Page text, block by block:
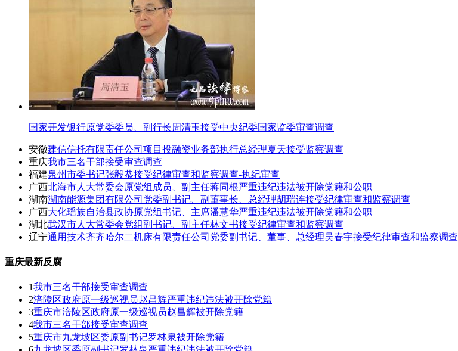
国家开发银行原党委委员、副行长周清玉接受中央纪委国家监委审查调查
安徽建信信托有限责任公司项目投融资业务部执行总经理夏天接受监察调查
重庆我市三名干部接受审查调查
福建泉州市委书记张毅恭接受纪律审查和监察调查-执纪审查
广西北海市人大常委会原党组成员、副主任蒋同根严重违纪违法被开除党籍和公职
湖南湖南能源集团有限公司党委副书记、副董事长、总经理胡瑞连接受纪律审查和监察调查
广西大化瑶族自治县政协原党组书记、主席潘慧华严重违纪违法被开除党籍和公职
湖北武汉市人大常委会党组副书记、副主任林文书接受纪律审查和监察调查
辽宁通用技术齐齐哈尔二机床有限责任公司党委副书记、董事、总经理吴春宇接受纪律审查和监察调查
重庆最新反腐
1我市三名干部接受审查调查
2涪陵区政府原一级巡视员赵昌辉严重违纪违法被开除党籍
3重庆市涪陵区政府原一级巡视员赵昌辉被开除党籍
4我市三名干部接受审查调查
5重庆市九龙坡区委原副书记罗林泉被开除党籍